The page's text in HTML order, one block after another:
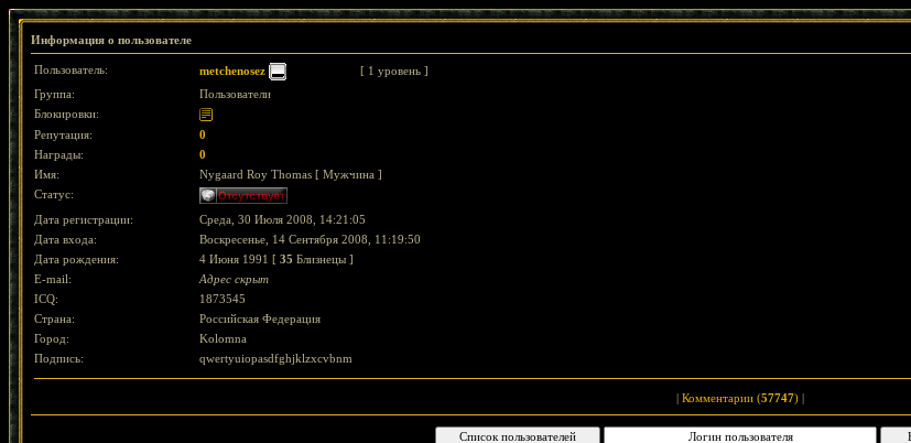
Информация о пользователе
Пользователь: metchenosez
[ 1 уровень ]
Группа:
Пользователи
Блокировки:
Репутация:
0
Награды:
0
Имя:
Nygaard Roy Thomas [ Мужчина ]
Статус:
Дата регистрации:
Среда, 30 Июля 2008, 14:21:05
Дата входа:
Воскресенье, 14 Сентября 2008, 11:19:50
Дата рождения:
4 Июня 1991 [ 35 Близнецы ]
E-mail:
Адрес скрыт
ICQ:
1873545
Страна:
Российская Федерация
Город:
Kolomna
Подпись:
qwertyuiopasdfghjklzxcvbnm
Комментарии (57747)